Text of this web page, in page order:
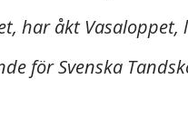
har åkt
för Svenska